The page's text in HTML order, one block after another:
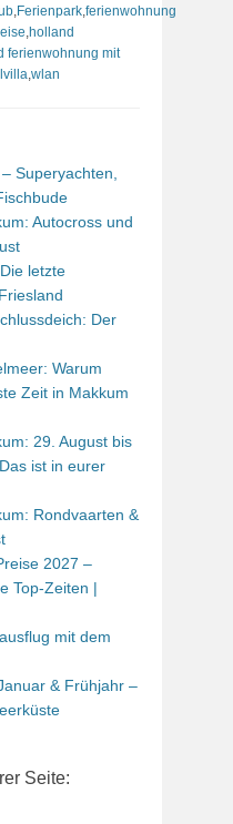
,Ferienpark,ferienwohnung
,holland
ferienwohnung mit
,wlan
Superyachten,
Autocross und
letzte
Der
Warum
Zeit in Makkum
29. August bis
ist in eurer
Rondvaarten &
2027 –
Top-Zeiten |
mit dem
& Frühjahr –
Seite: